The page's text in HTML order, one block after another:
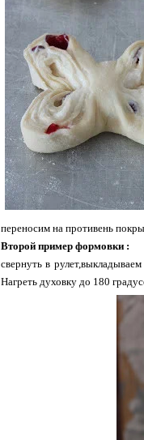
переносим на противень
Второй пример формовки :
свернуть в
Нагреть духовку до 180